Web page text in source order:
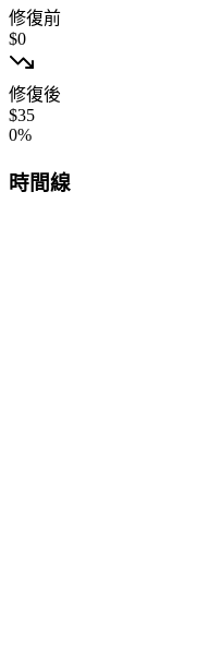
修復前
$0
修復後
$35
0%
時間線